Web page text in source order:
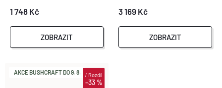
1 748 Kč
ZOBRAZIT
3 169 Kč
ZOBRAZIT
AKCE BUSHCRAFT DO 9. 8.
–33 %
iRozdíl